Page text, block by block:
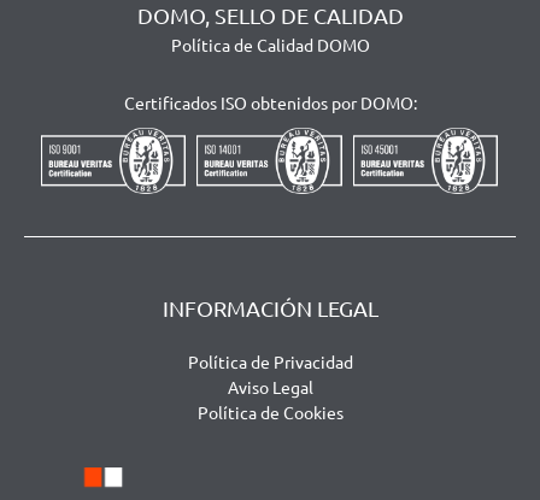
DOMO, SELLO DE CALIDAD
Política de Calidad DOMO
Certificados ISO obtenidos por DOMO:
INFORMACIÓN LEGAL
Política de Privacidad
Aviso Legal
Política de Cookies